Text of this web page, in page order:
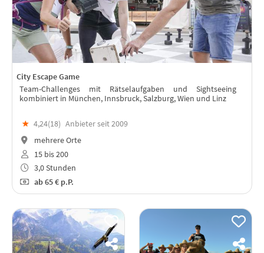
City Escape Game
Team-Challenges mit Rätselaufgaben und Sightseeing
kombiniert in München, Innsbruck, Salzburg, Wien und Linz
★ 4,24(18) Anbieter seit 2009
mehrere Orte
15 bis 200
3,0 Stunden
ab65 € p.P.